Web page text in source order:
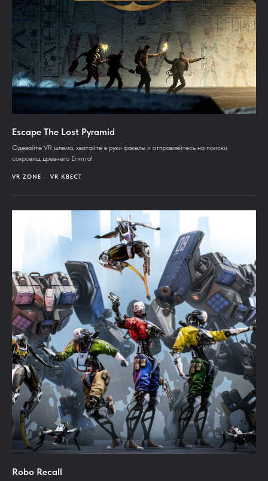
Escape The Lost Pyramid
Одевайте VR шлема, хватайте в руки факелы и отправляйтесь на поиски
сокровищ древнего Египта!
VR ZONE VR КВЕСТ
Robo Recall